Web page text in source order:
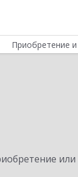
Приобретение
или